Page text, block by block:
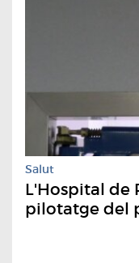
Salut
​L'Hospital de
pilotatge del